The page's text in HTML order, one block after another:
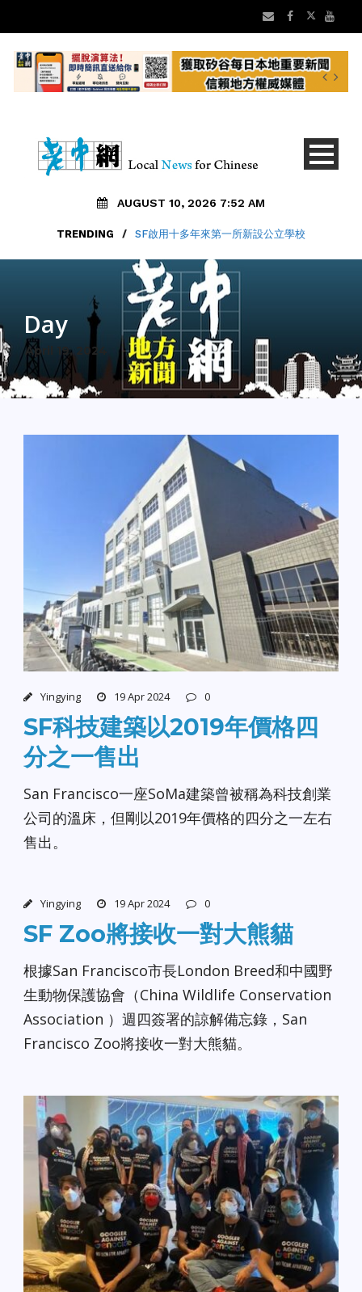
AUGUST 10, 2026 7:52 AM
TRENDING / SF啟用十多年來第一所新設公立學校
Day
April 19, 2024
Yingying 19 Apr 2024 0
SF科技建築以2019年價格四
分之一售出
San Francisco一座SoMa建築曾被稱為科技創業
公司的溫床，但剛以2019年價格的四分之一左右
售出。
Yingying 19 Apr 2024 0
SF Zoo將接收一對大熊貓
根據San Francisco市長London Breed和中國野
生動物保護協會（China Wildlife Conservation
Association ）週四簽署的諒解備忘錄，San
Francisco Zoo將接收一對大熊貓。